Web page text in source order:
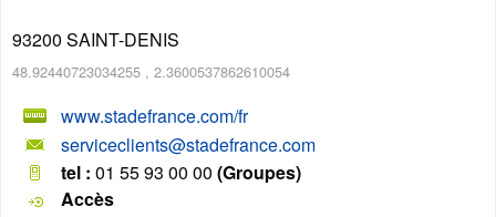
93200 SAINT-DENIS
48.92440723034255 , 2.3600537862610054
www.stadefrance.com/fr
serviceclients@stadefrance.com
tel : 01 55 93 00 00 (Groupes)
Accès